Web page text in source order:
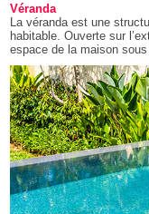
Véranda
La véranda est une
habitable. Ouverte sur
espace de la maison sous